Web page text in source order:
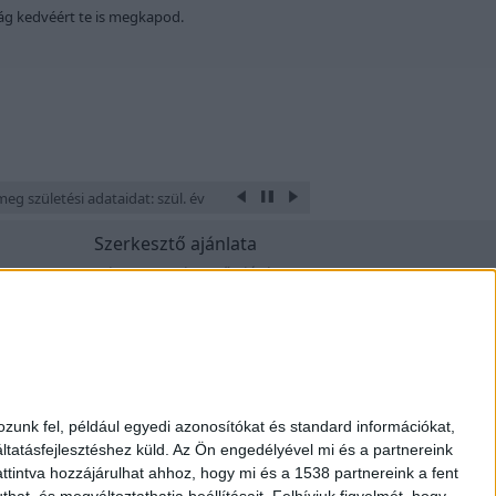
fel, például egyedi azonosítókat és standard információkat,
küld. Az Ön engedélyével mi és a partnereink
hozzájárulhat ahhoz, hogy mi és a 1538 partnereink a fent
kedvéért te is megkapod.
születési adataidat: szül. éve, hónapja, napja, óra és perce, a hely ahol
Szerkesztő ajánlata
Mi az a Szerkesztő ajánlata?
Design by Figler Dávid
2007-2019